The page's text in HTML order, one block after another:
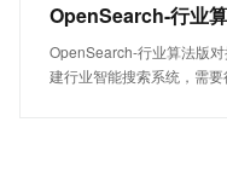
OpenSearch-行业
OpenSearch-行业算法版
建行业智能搜索系统，需要